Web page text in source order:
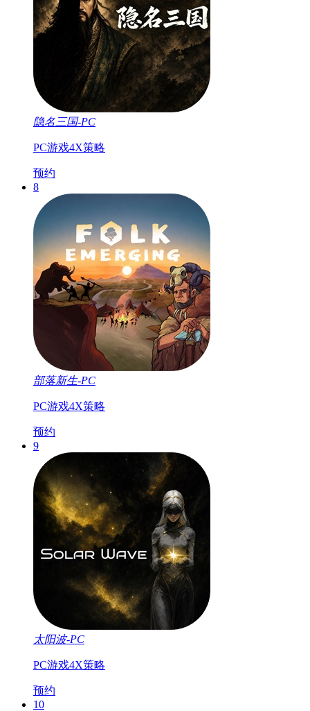
隐名三国-PC
PC游戏4X策略
预约
8
部落新生-PC
PC游戏4X策略
预约
9
太阳波-PC
PC游戏4X策略
预约
10